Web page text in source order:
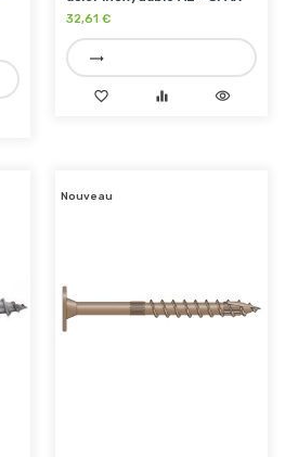
32,61 €
trending_flat
favorite_border equalizer visibility
Nouveau